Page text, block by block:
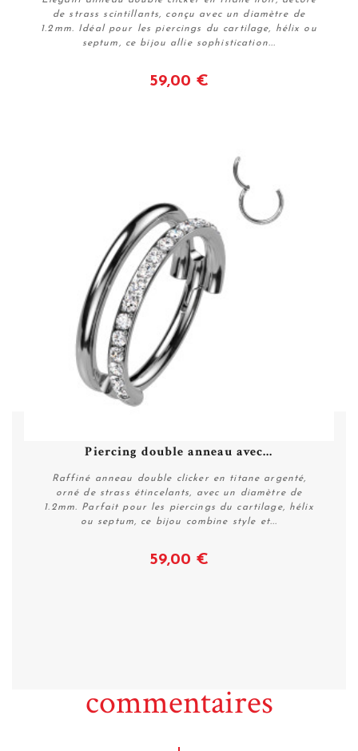
de strass scintillants, conçu avec un diamètre de
1.2mm. Idéal pour les piercings du cartilage, hélix ou
septum, ce bijou allie sophistication...
59,00 €
Piercing double anneau avec...
Raffiné anneau double clicker en titane argenté,
orné de strass étincelants, avec un diamètre de
1.2mm. Parfait pour les piercings du cartilage, hélix
ou septum, ce bijou combine style et...
59,00 €
commentaires